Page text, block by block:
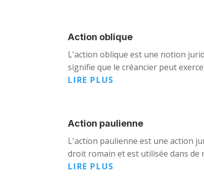
Action oblique
L'action oblique est une notion
signifie que le créancier peut
LIRE PLUS
Action paulienne
L'action paulienne est une action
droit romain et est utilisée dans de
LIRE PLUS